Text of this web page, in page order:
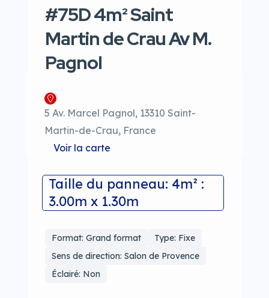
#75D 4m² Saint
Martin de Crau Av M.
Pagnol
5 Av. Marcel Pagnol, 13310 Saint-
Martin-de-Crau, France
Voir la carte
Taille du panneau: 4m² :
3.00m x 1.30m
Format: Grand format
Type: Fixe
Sens de direction: Salon de Provence
Éclairé: Non